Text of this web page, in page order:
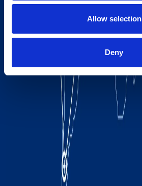
Allow selection
Deny